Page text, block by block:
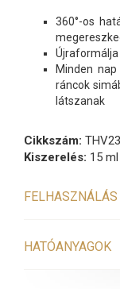
360°-os
Minden
ráncok
látszanak
Cikkszám:
Kiszerelés: 15
FELHASZNÁLÁS
HATÓANYAGOK